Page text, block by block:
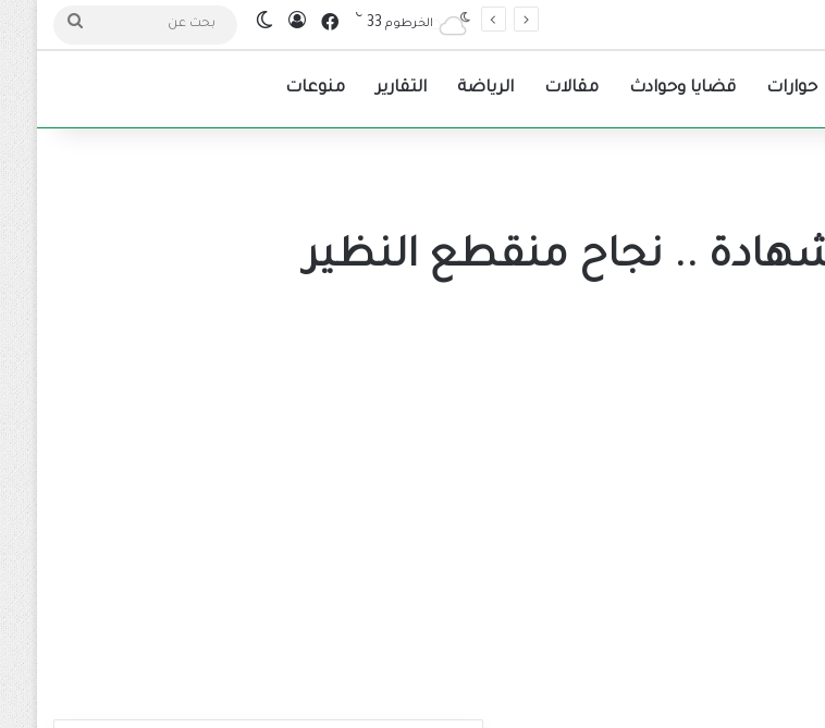
الخرطوم 33
℃ فيسبوكتسجيل الدخول
الوضع المظلم
حوارات قضايا وحوادث مقالات الرياضة التقارير منوعات
.. نجاح منقطع النظير